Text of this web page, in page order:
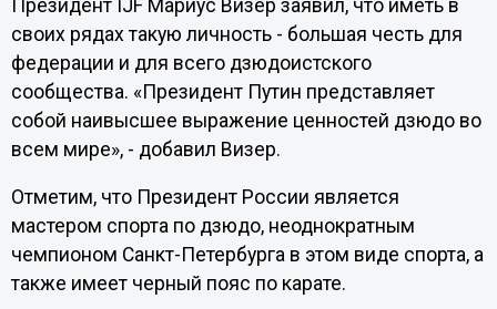
Президент IJF Мариус Визер заявил, что иметь в
своих рядах такую личность - большая честь для
федерации и для всего дзюдоистского
сообщества. «Президент Путин представляет
собой наивысшее выражение ценностей дзюдо во
всем мире», - добавил Визер.
Отметим, что Президент России является
мастером спорта по дзюдо, неоднократным
чемпионом Санкт-Петербурга в этом виде спорта, а
также имеет черный пояс по карате.